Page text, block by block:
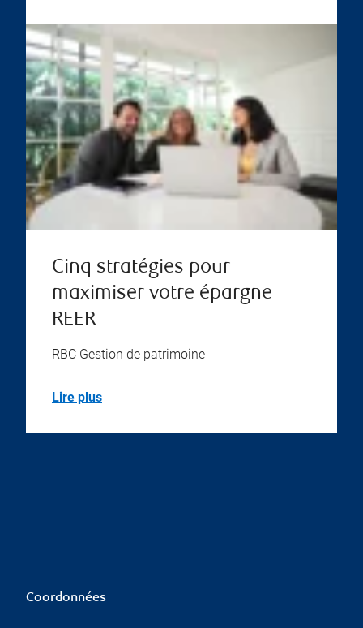
Cinq stratégies pour
maximiser votre épargne
REER
RBC Gestion de patrimoine
Lire plus
Coordonnées